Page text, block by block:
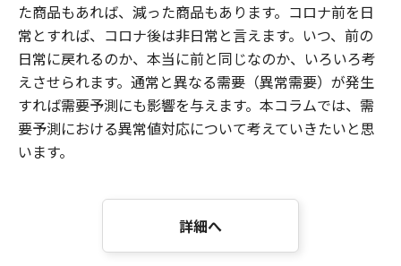
た商品もあれば、減った商品もあります。コロナ前を日
常とすれば、コロナ後は非日常と言えます。いつ、前の
日常に戻れるのか、本当に前と同じなのか、いろいろ考
えさせられます。通常と異なる需要（異常需要）が発生
すれば需要予測にも影響を与えます。本コラムでは、需
要予測における異常値対応について考えていきたいと思
います。
詳細へ